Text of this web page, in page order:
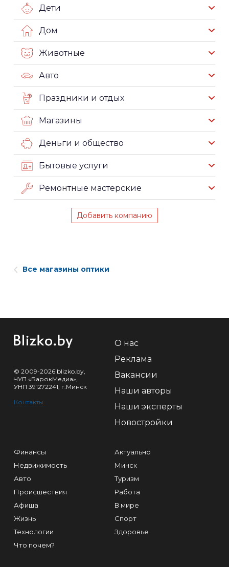
Дети
Дом
Животные
Авто
Праздники и отдых
Магазины
Деньги и общество
Бытовые услуги
Ремонтные мастерские
Добавить компанию
Все магазины оптики
© 2009-2026 blizko.by,
ЧУП «БарокМедиа»,
УНП 391272241, г.Минск
Контакты
О нас
Реклама
Вакансии
Наши авторы
Наши эксперты
Новостройки
Финансы
Недвижимость
Авто
Происшествия
Афиша
Жизнь
Технологии
Что почем?
Актуально
Минск
Туризм
Работа
В мире
Спорт
Здоровье